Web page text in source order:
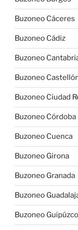
Buzoneo Cáceres
Buzoneo Cádiz
Buzoneo
Buzoneo
Buzoneo Ciudad
Buzoneo Córdoba
Buzoneo Cuenca
Buzoneo Girona
Buzoneo Granada
Buzoneo
Buzoneo